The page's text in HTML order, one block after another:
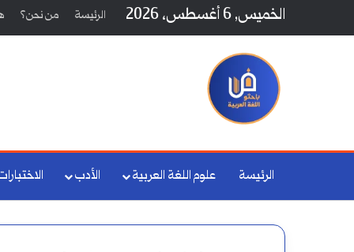
الخميس, 6 أغسطس، 2026 الرئيسة من نحن؟
الرئيسة علوم اللغة العربية الأدب